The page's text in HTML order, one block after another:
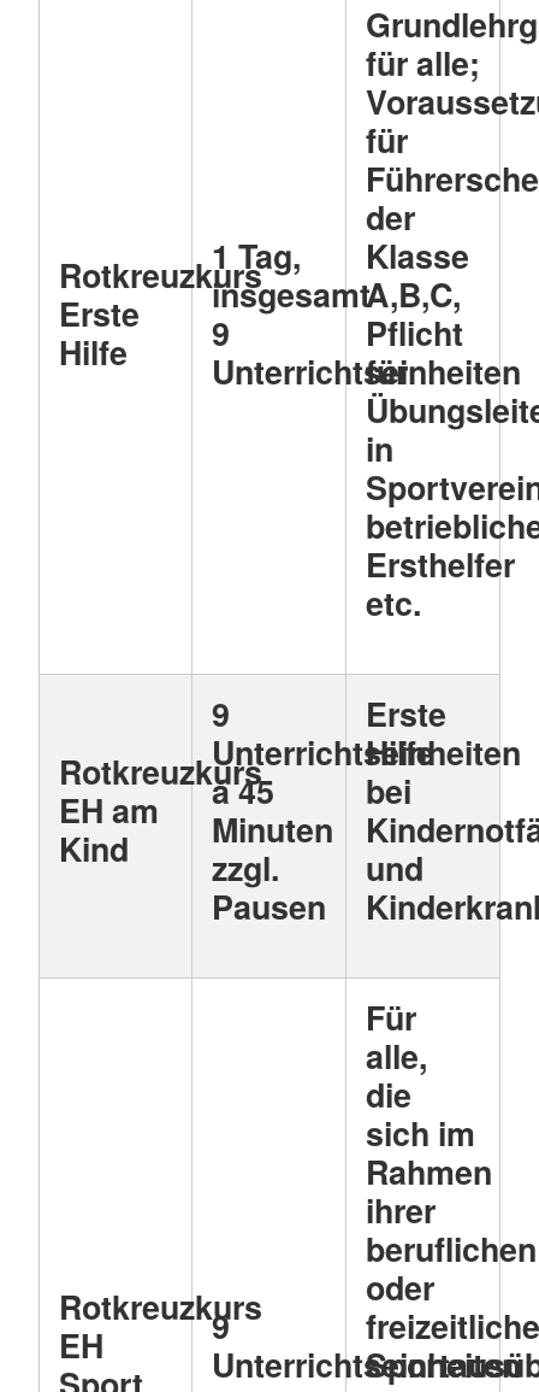
Rotkreuzkurs
Erste
Hilfe
1 Tag,
insgesamt
9
Unterrichtseinheiten
für alle;
für
der
Klasse
A,B,C,
Pflicht
für
in
Ersthelfer
etc.
Rotkreuzkurs
EH am
Kind
9
Unterrichtseinheiten
á 45
Minuten
zzgl.
Pausen
Erste
Hilfe
bei
und
Rotkreuzkurs
EH
9
Unterrichtseinheiten
Für
alle,
die
sich im
Rahmen
ihrer
beruflichen
oder